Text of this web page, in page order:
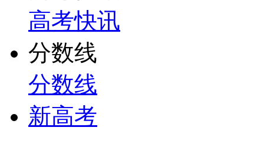
高考快讯
分数线
分数线
新高考